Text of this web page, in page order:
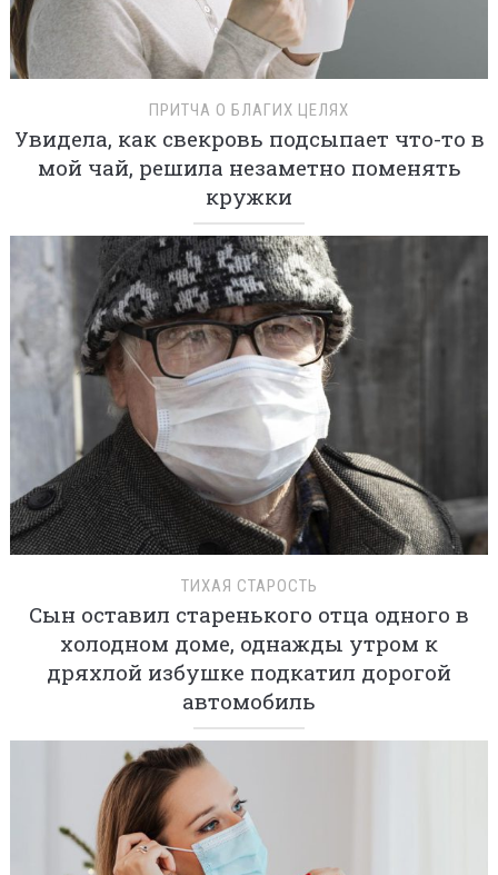
ПРИТЧА О БЛАГИХ ЦЕЛЯХ
Увидела, как свекровь подсыпает что-то в
мой чай, решила незаметно поменять
кружки
ТИХАЯ СТАРОСТЬ
Сын оставил старенького отца одного в
холодном доме, однажды утром к
дряхлой избушке подкатил дорогой
автомобиль